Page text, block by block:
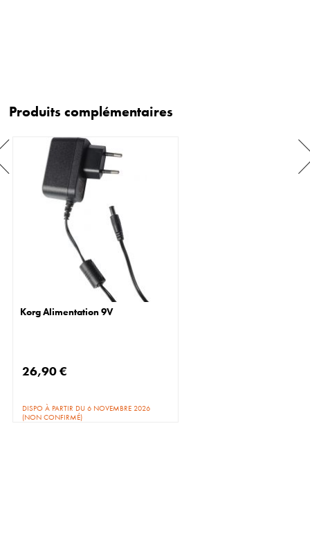
Produits complémentaires
Korg Alimentation 9V
26,90 €
DISPO À PARTIR DU 6 NOVEMBRE 2026
(NON CONFIRMÉ)